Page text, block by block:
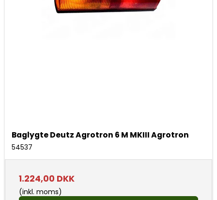
Baglygte Deutz Agrotron 6 M MKIII Agrotron
54537
1.224,00 DKK
(inkl. moms)